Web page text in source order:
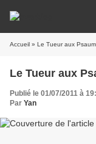
Accueil » Le Tueur aux
Le Tueur aux
Publié le 01/07/2011 à
Par Yan